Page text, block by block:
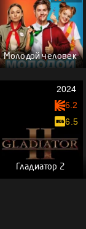
Молодой человек
Гладиатор 2
2024
6.2
6.5